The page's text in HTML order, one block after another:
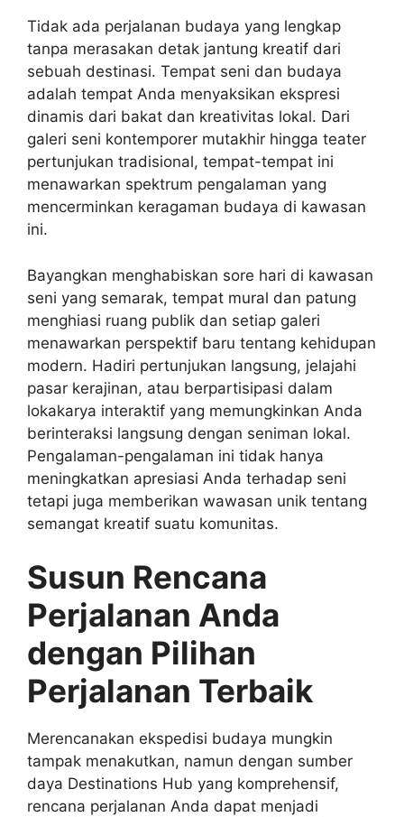
Tidak ada perjalanan budaya yang lengkap
tanpa merasakan detak jantung kreatif dari
sebuah destinasi. Tempat seni dan budaya
adalah tempat Anda menyaksikan ekspresi
dinamis dari bakat dan kreativitas lokal. Dari
galeri seni kontemporer mutakhir hingga teater
pertunjukan tradisional, tempat-tempat ini
menawarkan spektrum pengalaman yang
mencerminkan keragaman budaya di kawasan
ini.
Bayangkan menghabiskan sore hari di kawasan
seni yang semarak, tempat mural dan patung
menghiasi ruang publik dan setiap galeri
menawarkan perspektif baru tentang kehidupan
modern. Hadiri pertunjukan langsung, jelajahi
pasar kerajinan, atau berpartisipasi dalam
lokakarya interaktif yang memungkinkan Anda
berinteraksi langsung dengan seniman lokal.
Pengalaman-pengalaman ini tidak hanya
meningkatkan apresiasi Anda terhadap seni
tetapi juga memberikan wawasan unik tentang
semangat kreatif suatu komunitas.
Susun Rencana
Perjalanan Anda
dengan Pilihan
Perjalanan Terbaik
Merencanakan ekspedisi budaya mungkin
tampak menakutkan, namun dengan sumber
daya Destinations Hub yang komprehensif,
rencana perjalanan Anda dapat menjadi